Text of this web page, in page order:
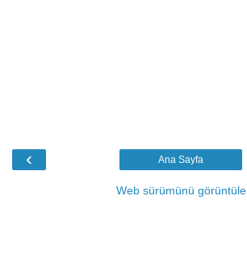
‹ Ana Sayfa
Web sürümünü görüntüle